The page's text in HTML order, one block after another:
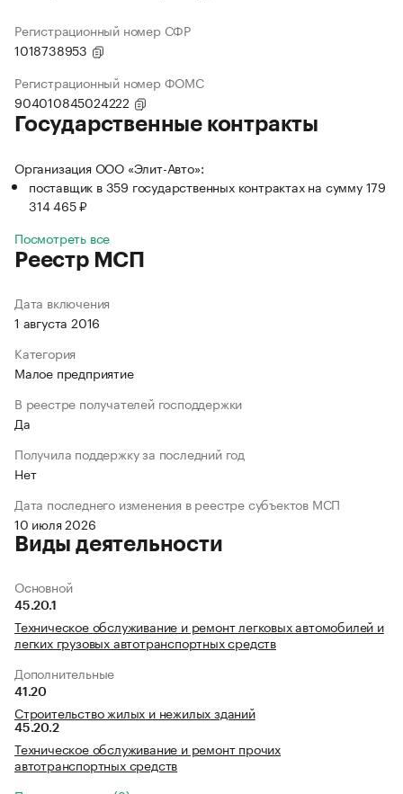
Регистрационный номер СФР
1018738953
Регистрационный номер ФОМС
904010845024222
Государственные контракты
Организация ООО «Элит-Авто»:
поставщик в 359 государственных контрактах на сумму 179
314 465 ₽
Посмотреть все
Реестр МСП
Дата включения
1 августа 2016
Категория
Малое предприятие
В реестре получателей господдержки
Да
Получила поддержку за последний год
Нет
Дата последнего изменения в реестре субъектов МСП
10 июля 2026
Виды деятельности
Основной
45.20.1
Техническое обслуживание и ремонт легковых автомобилей и
легких грузовых автотранспортных средств
Дополнительные
41.20
Строительство жилых и нежилых зданий
45.20.2
Техническое обслуживание и ремонт прочих
автотранспортных средств